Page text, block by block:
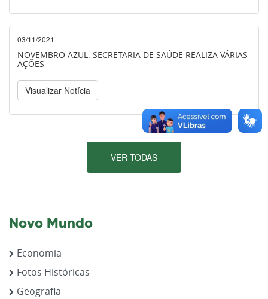
03/11/2021
NOVEMBRO AZUL: SECRETARIA DE SAÚDE REALIZA VÁRIAS
AÇÕES
Visualizar Notícia
VER TODAS
Novo Mundo
Economia
Fotos Históricas
Geografia